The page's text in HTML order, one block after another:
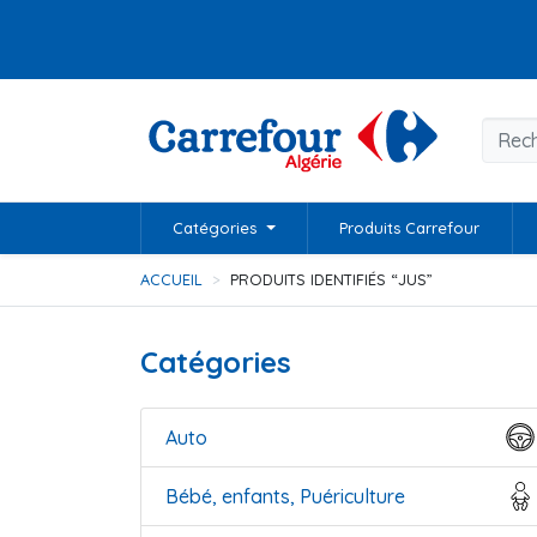
Catégories Produits Carrefour
ACCUEIL PRODUITS IDENTIFIÉS “JUS”
Catégories
Auto
Bébé, enfants, Puériculture